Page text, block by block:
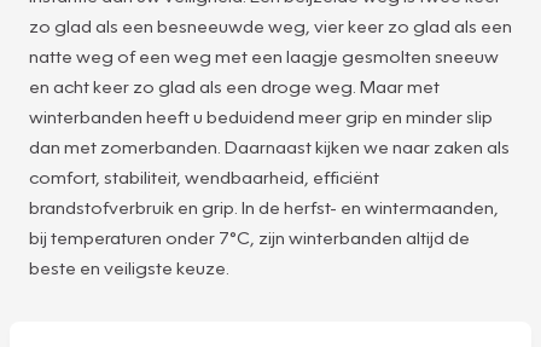
zo glad als een besneeuwde weg, vier keer zo glad als een
natte weg of een weg met een laagje gesmolten sneeuw
en acht keer zo glad als een droge weg. Maar met
winterbanden heeft u beduidend meer grip en minder slip
dan met zomerbanden. Daarnaast kijken we naar zaken als
comfort, stabiliteit, wendbaarheid, efficiënt
brandstofverbruik en grip. In de herfst- en wintermaanden,
bij temperaturen onder 7°C, zijn winterbanden altijd de
beste en veiligste keuze.